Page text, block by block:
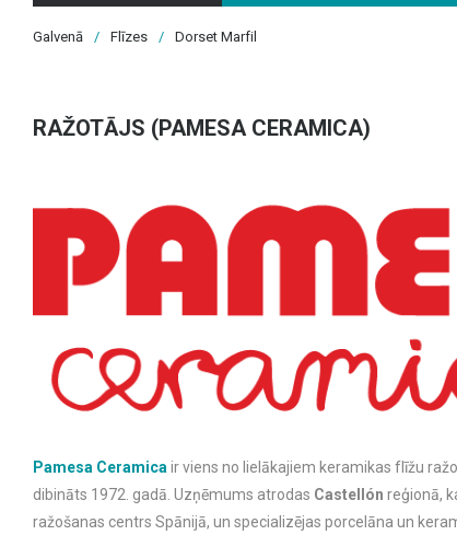
Galvenā / Flīzes / Dorset Marfil
RAŽOTĀJS (PAMESA CERAMICA)
Pamesa Ceramicair viens no lielākajiem keramikas flīžu
dibināts 1972. gadā. Uzņēmums atrodas Castellón reģionā,
ražošanas centrs Spānijā, un specializējas porcelāna un